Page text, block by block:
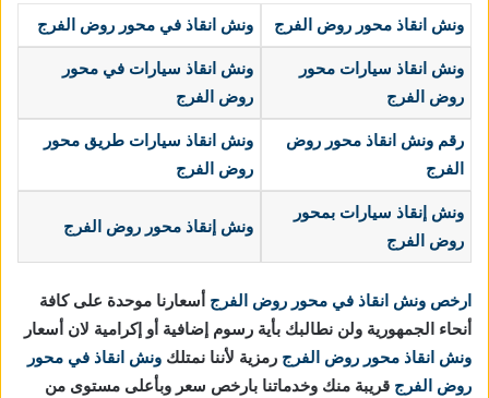
ونش انقاذ محور روض الفرج ونش انقاذ في محور روض الفرج
ونش انقاذ سيارات محور
روض الفرج
ونش انقاذ سيارات في محور
روض الفرج
رقم ونش انقاذ محور روض
الفرج
ونش انقاذ سيارات طريق محور
روض الفرج
ونش إنقاذ سيارات بمحور
روض الفرج
ونش إنقاذ محور روض الفرج
ارخص ونش انقاذ في محور روض الفرج أسعارنا موحدة على كافة
أنحاء الجمهورية ولن نطالبك بأية رسوم إضافية أو إكرامية لان أسعار
ونش انقاذ محور روض الفرج رمزية لأننا نمتلك ونش انقاذ في محور
روض الفرج قريبة منك وخدماتنا بارخص سعر وبأعلى مستوى من